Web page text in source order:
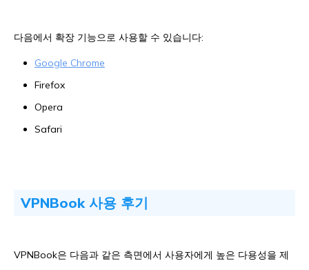
다음에서 확장 기능으로 사용할 수 있습니다:
Google Chrome
Firefox
Opera
Safari
VPNBook 사용 후기
VPNBook은 다음과 같은 측면에서 사용자에게 높은 다용성을 제